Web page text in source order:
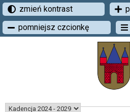
zmień kontrast
pomniejsz czcionkę